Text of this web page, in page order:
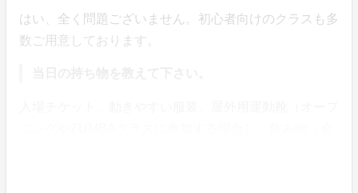
はい、全く問題ございません。初心者向けのクラスも多
数ご用意しております。